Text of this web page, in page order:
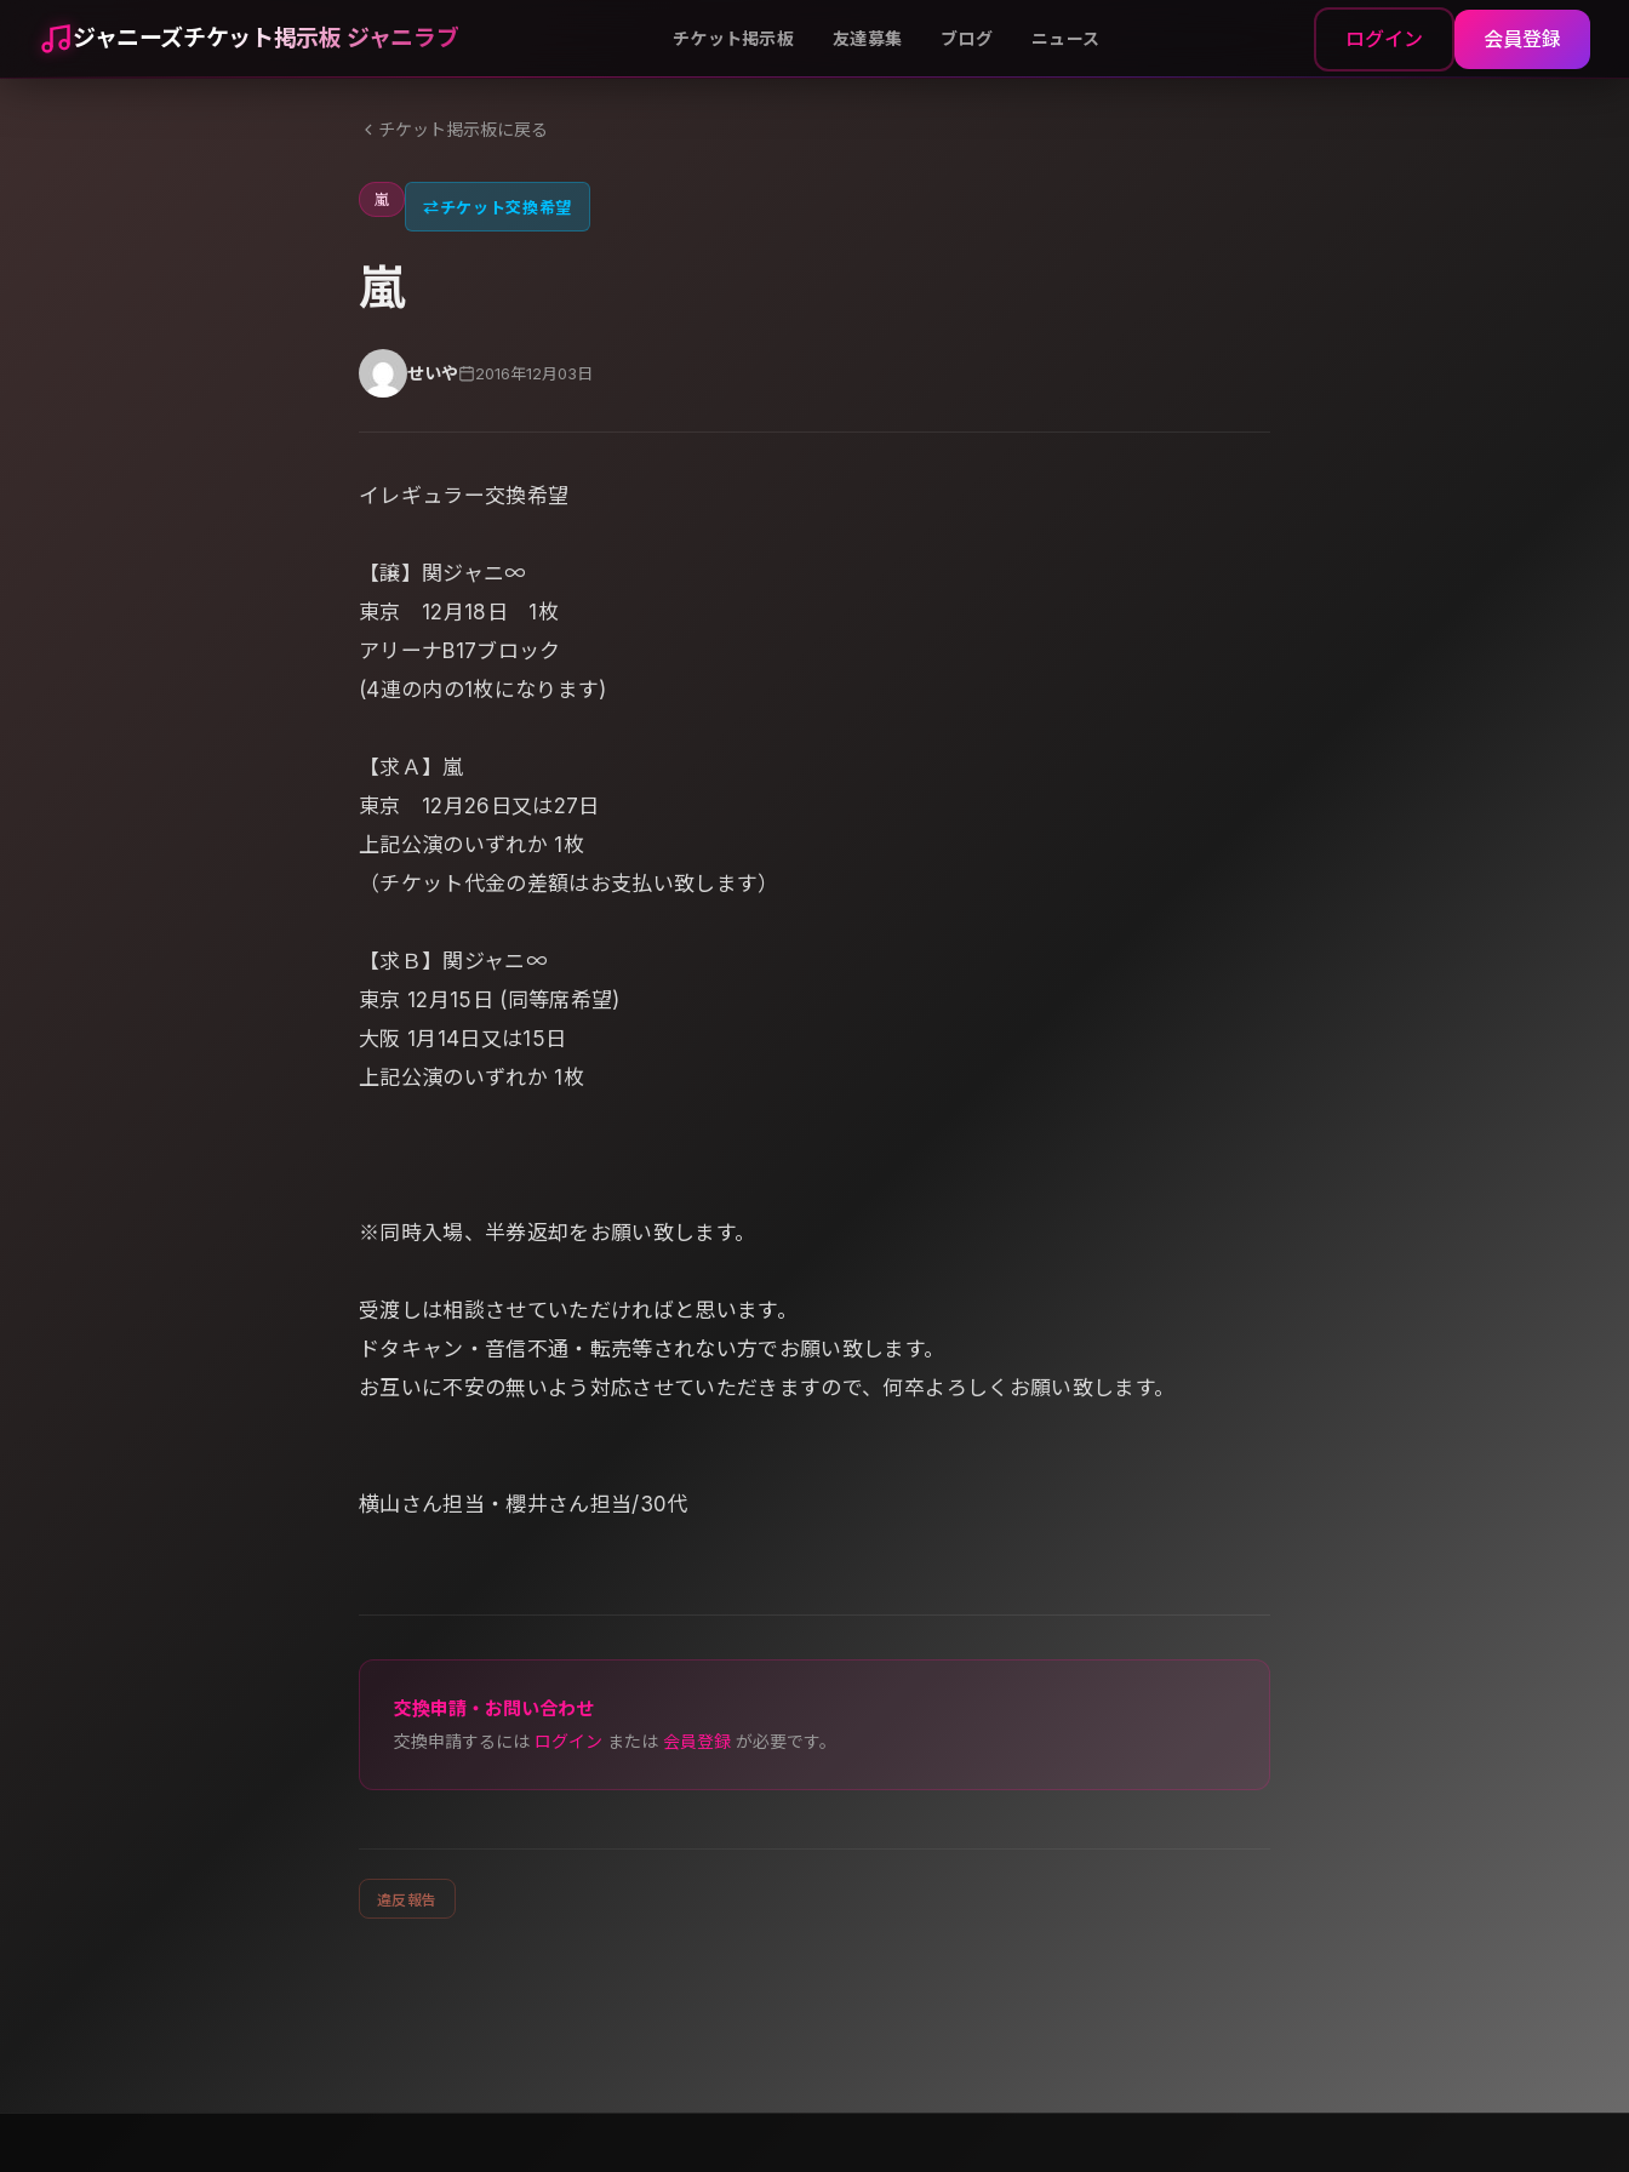
ジャニーズチケット掲示板 ジャニラブ チケット掲示板 友達募集 ブログ ニュース ログイン 会員登録
チケット掲示板に戻る
嵐 ⇄チケット交換希望
嵐
せいや 2016年12月03日
イレギュラー交換希望
【譲】関ジャニ∞
東京 12月18日 1枚
アリーナB17ブロック
(4連の内の1枚になります)
【求Ａ】嵐
東京 12月26日又は27日
上記公演のいずれか 1枚
（チケット代金の差額はお支払い致します）
【求Ｂ】関ジャニ∞
東京 12月15日 (同等席希望)
大阪 1月14日又は15日
上記公演のいずれか 1枚
※同時入場、半券返却をお願い致します。
受渡しは相談させていただければと思います。
ドタキャン・音信不通・転売等されない方でお願い致します。
お互いに不安の無いよう対応させていただきますので、何卒よろしくお願い致します。
横山さん担当・櫻井さん担当/30代
交換申請・お問い合わせ
交換申請するには ログイン または 会員登録 が必要です。
違反報告